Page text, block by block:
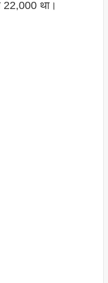
22,000 था।